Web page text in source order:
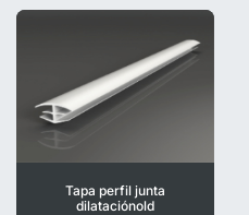
Tapa perfil junta
dilataciónold